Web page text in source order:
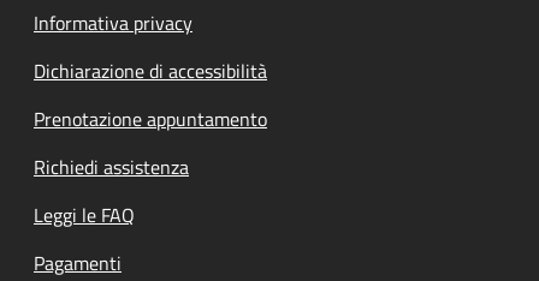
Informativa privacy
Dichiarazione di accessibilità
Prenotazione appuntamento
Richiedi assistenza
Leggi le FAQ
Pagamenti